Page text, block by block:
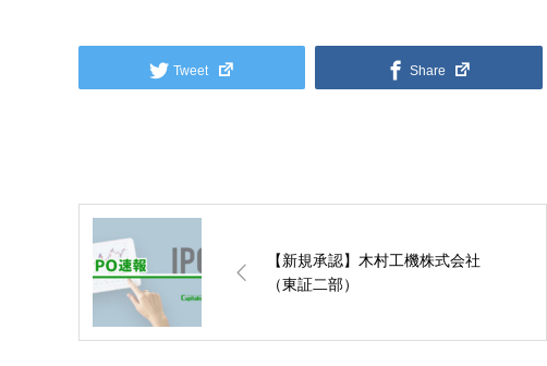
Tweet Share
【新規承認】木村工機株式会社
（東証二部）